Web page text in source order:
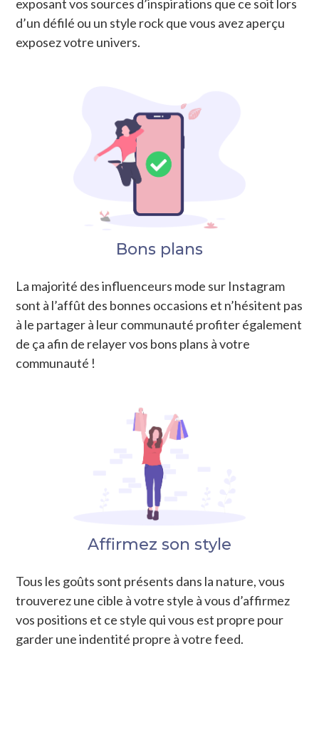
exposant vos sources d’inspirations que ce soit lors
d’un défilé ou un style rock que vous avez aperçu
exposez votre univers.
Bons plans
La majorité des influenceurs mode sur Instagram
sont à l’affût des bonnes occasions et n’hésitent pas
à le partager à leur communauté profiter également
de ça afin de relayer vos bons plans à votre
communauté !
Affirmez son style
Tous les goûts sont présents dans la nature, vous
trouverez une cible à votre style à vous d’affirmez
vos positions et ce style qui vous est propre pour
garder une indentité propre à votre feed.